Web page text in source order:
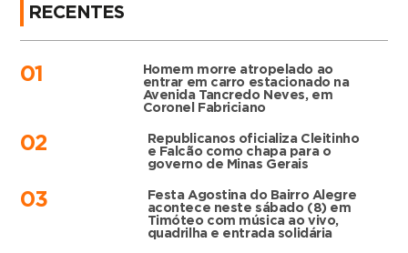
RECENTES
01
Homem morre atropelado ao
entrar em carro estacionado na
Avenida Tancredo Neves, em
Coronel Fabriciano
02
Republicanos oficializa Cleitinho
e Falcão como chapa para o
governo de Minas Gerais
03
Festa Agostina do Bairro Alegre
acontece neste sábado (8) em
Timóteo com música ao vivo,
quadrilha e entrada solidária